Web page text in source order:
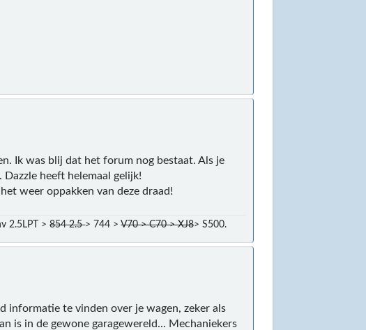
Ik was blij dat het forum nog bestaat. Als je
heeft helemaal gelijk!
weer oppakken van deze draad!
2.5LPT >854 2.5> 744 >V70 > C70 > XJ8> S500.
informatie te vinden over je wagen, zeker als
is in de gewone garagewereld... Mechaniekers